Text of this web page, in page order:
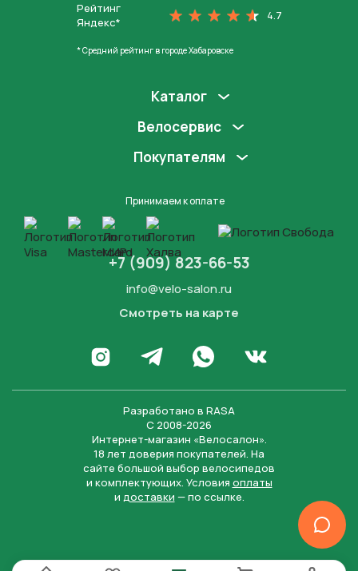
Рейтинг
Яндекс*
4.7
* Средний рейтинг в городе Хабаровске
Каталог
Велосервис
Покупателям
Принимаем к оплате
+7 (909) 823-66-53
info@velo-salon.ru
Смотреть на карте
Перейти в Инстаграм
Написать в Телеграм
Написать в WhatsApp
Перейти во
Разработано в RASA
С 2008-2026
Интернет-магазин «Велосалон».
18 лет доверия покупателей. На
сайте большой выбор велосипедов
и комплектующих. Условия оплаты
и доставки — по ссылке.
Нажимая на кнопку “Отправить заявку”, вы даете